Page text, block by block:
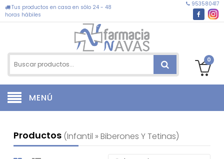
Tus productos en casa en sólo 24 - 48
horas hábiles
953580417
0
MENÚ
Productos (infantil » Biberones Y Tetinas)